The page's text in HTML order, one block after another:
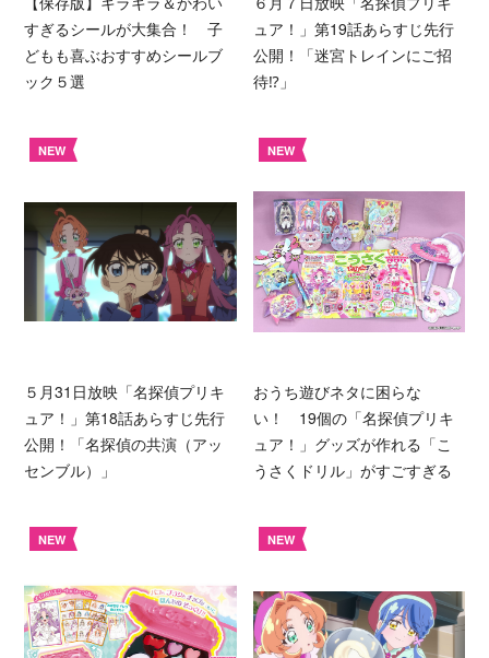
すぎるシールが大集合！ 子
どもも喜ぶおすすめシールブ
ック５選
ュア！」第19話あらすじ先行
公開！「迷宮トレインにご招
待⁉︎」
NEW
５月31日放映「名探偵プリキ
ュア！」第18話あらすじ先行
公開！「名探偵の共演（アッ
センブル）」
NEW
おうち遊びネタに困らな
い！ 19個の「名探偵プリキ
ュア！」グッズが作れる「こ
うさくドリル」がすごすぎる
NEW NEW